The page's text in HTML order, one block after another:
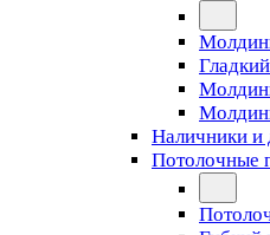
Наличники и
Потолочные